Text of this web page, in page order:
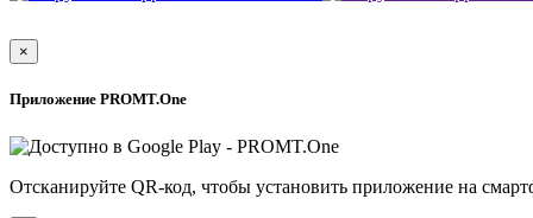
×
Приложение PROMT.One
Отсканируйте QR-код, чтобы установить приложение на